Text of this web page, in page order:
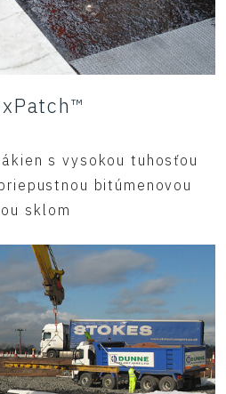
s vysokou tuhosťou
bitúmenovou
sklom